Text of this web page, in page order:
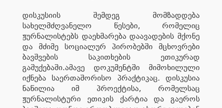
დისკუსიის შემდეგ მომზადდება
სახელმძღვანელო წესები, რომელიც
ჟურნალისტებს დაეხმარება დაავადების მქონე
და მძიმე სოციალურ პირობებში მცხოვრები
ბავშვების საკითხების ეთიკურად
გაშუქებაში.ამავე დოკუმენტში მიმოხილული
იქნება საერთაშორისო პრაქტიკაც. დისკუსია
ნაწილია იმ პროექტისა, რომელსაც
ჟურნალისტური ეთიკის ქარტია და გაეროს